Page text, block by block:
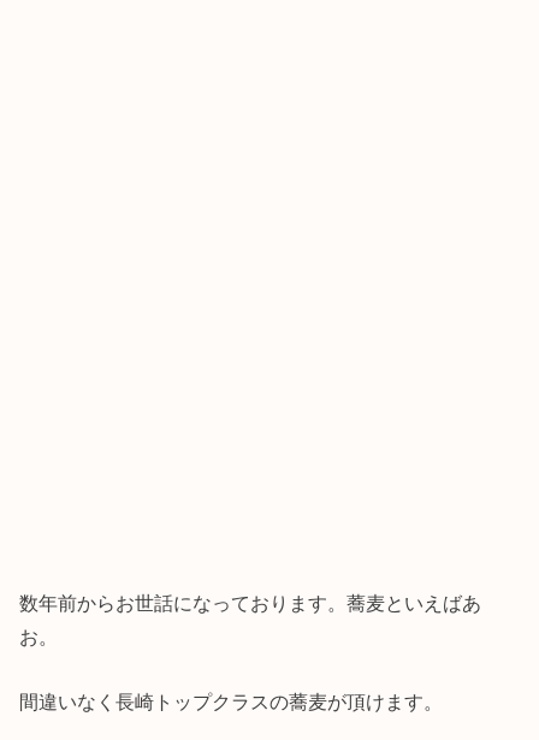
数年前からお世話になっております。蕎麦といえばあ
お。
間違いなく長崎トップクラスの蕎麦が頂けます。